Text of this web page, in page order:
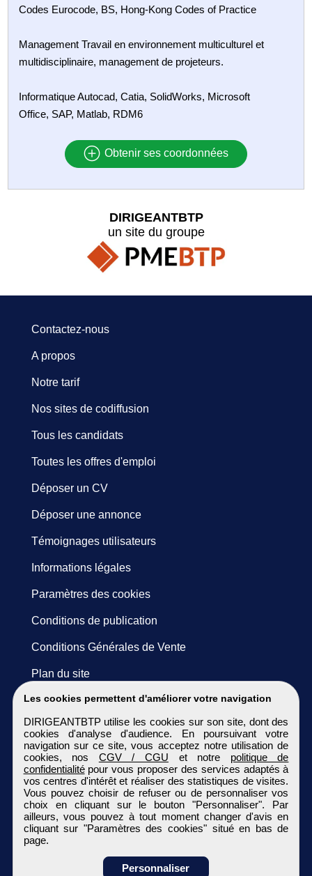
Codes Eurocode, BS, Hong-Kong Codes of Practice
Management Travail en environnement multiculturel et
multidisciplinaire, management de projeteurs.
Informatique Autocad, Catia, SolidWorks, Microsoft
Office, SAP, Matlab, RDM6
Obtenir ses coordonnées
Les cookies permettent d'améliorer votre navigation
DIRIGEANTBTP utilise les cookies sur son site, dont des
cookies d'analyse d'audience. En poursuivant votre
navigation sur ce site, vous acceptez notre utilisation de
cookies, nos CGV / CGU et notre politique de
confidentialitépour vous proposer des services adaptés à
vos centres d'intérêt et réaliser des statistiques de visites.
Vous pouvez choisir de refuser ou de personnaliser vos
choix en cliquant sur le bouton "Personnaliser". Par
ailleurs, vous pouvez à tout moment changer d'avis en
cliquant sur "Paramètres des cookies" situé en bas de
page.
Personnaliser
DIRIGEANTBTP
un site du groupe
Contactez-nous
A propos
Notre tarif
Nos sites de codiffusion
Tous les candidats
Toutes les offres d'emploi
Déposer un CV
Déposer une annonce
Témoignages utilisateurs
Informations légales
Paramètres des cookies
Conditions de publication
Conditions Générales de Vente
Plan du site